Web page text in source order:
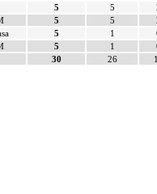
5 5
5 5
5 1
5 1
30 26